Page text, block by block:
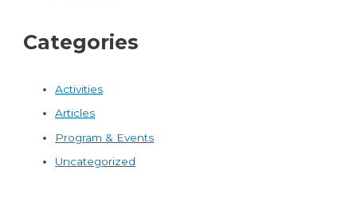
Categories
Activities
Articles
Program & Events
Uncategorized